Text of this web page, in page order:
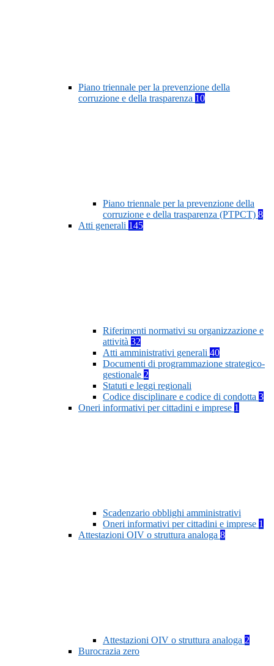
Piano triennale per la prevenzione della
corruzione e della trasparenza 10
Piano triennale per la prevenzione della
corruzione e della trasparenza (PTPCT) 8
Atti generali 145
Riferimenti normativi su organizzazione e
attività 32
Atti amministrativi generali 40
Documenti di programmazione strategico-
gestionale 2
Statuti e leggi regionali
Codice disciplinare e codice di condotta 3
Oneri informativi per cittadini e imprese 1
Scadenzario obblighi amministrativi
Oneri informativi per cittadini e imprese 1
Attestazioni OIV o struttura analoga 8
Attestazioni OIV o struttura analoga 2
Burocrazia zero